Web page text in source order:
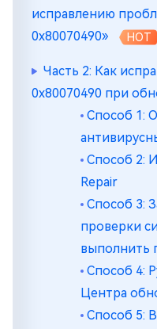
исправлению
0x80070490»
HOT
Часть 2: Как
0x80070490 при
Способ 1:
Способ 2:
Repair
Способ 3:
проверки
выполнить
Способ 4:
Центра
Способ 5: